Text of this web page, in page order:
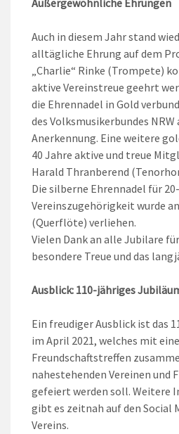
Außergewöhnliche Ehrungen
Auch in diesem Jahr stand
alltägliche Ehrung auf dem
„Charlie“ Rinke (Trompete)
aktive Vereinstreue geehrt
die Ehrennadel in Gold
des Volksmusikerbundes NRW
Anerkennung. Eine weitere
40 Jahre aktive und treue
Harald Thranberend
Die silberne Ehrennadel für
Vereinszugehörigkeit wurde
(Querflöte) verliehen.
Vielen Dank an alle Jubilare
besondere Treue und das
Ausblick: 110-jähriges
Ein freudiger Ausblick ist das
im April 2021, welches mit
Freundschaftstreffen
nahestehenden Vereinen und
gefeiert werden soll. Weitere
gibt es zeitnah auf den Social
Vereins.